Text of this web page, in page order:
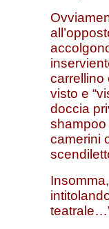
carrellino
visto e
doccia
camerini